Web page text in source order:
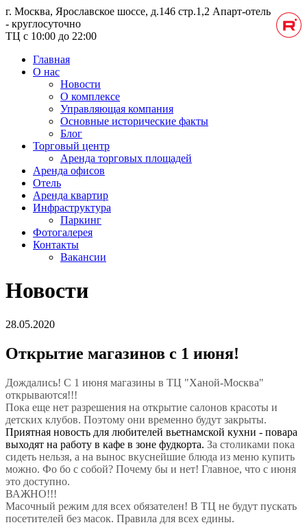
г. Москва, Ярославское шоссе, д.146 стр.1,2 Апарт-отель
- круглосуточно
ТЦ с 10:00 до 22:00
Главная
О нас
Новости
О комплексе
Управляющая компания
Основные исторические факты
Блог
Торговый центр
Аренда торговых площадей
Аренда офисов
Отель
Аренда квартир
Инфраструктура
Паркинг
Фотогалерея
Контакты
Вакансии
Новости
28.05.2020
Открытие магазинов с 1 июня!
Дождались! С 1 июня магазины в ТЦ "Ханой-Москва"
открываются!!!
Пока еще нет разрешения на открытие салонов красоты и
детских клубов. Поэтому они временно будут закрыты.
Приятная новость для любителей вьетнамской кухни - повара
выходят на работу в кафе в зоне фудкорта. За столиками пока
сидеть нельзя, а на вынос вкуснейшие блюда из меню купить
можно. Фо бо с собой? Почему бы и нет! Главное, что с июня
это доступно.
ВАЖНО!!!
Масочный режим для всех обязателен! В ТЦ не будут пускать
посетителей без масок. Правила для всех едины.